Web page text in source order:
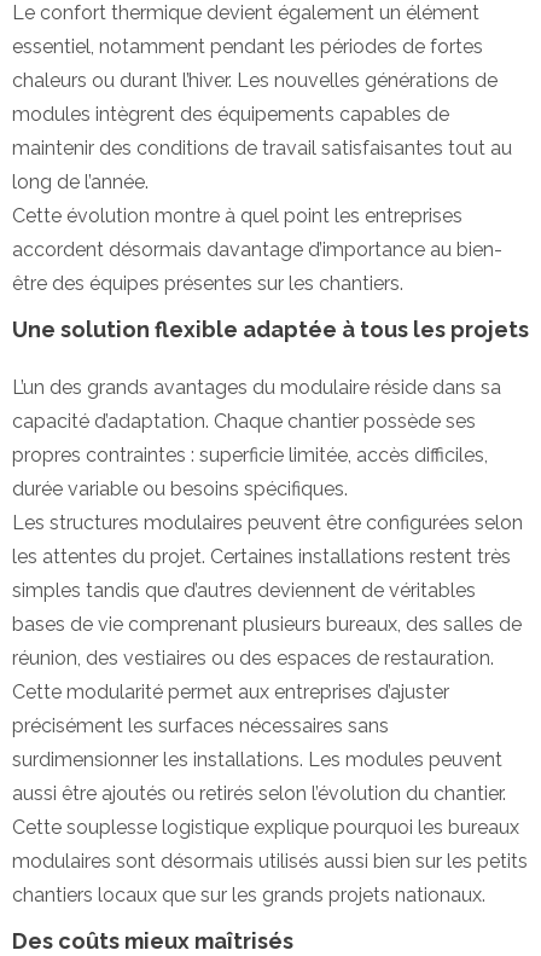
Le confort thermique devient également un élément
essentiel, notamment pendant les périodes de fortes
chaleurs ou durant l’hiver. Les nouvelles générations de
modules intègrent des équipements capables de
maintenir des conditions de travail satisfaisantes tout au
long de l’année.
Cette évolution montre à quel point les entreprises
accordent désormais davantage d’importance au bien-
être des équipes présentes sur les chantiers.
Une solution flexible adaptée à tous les projets
L’un des grands avantages du modulaire réside dans sa
capacité d’adaptation. Chaque chantier possède ses
propres contraintes : superficie limitée, accès difficiles,
durée variable ou besoins spécifiques.
Les structures modulaires peuvent être configurées selon
les attentes du projet. Certaines installations restent très
simples tandis que d’autres deviennent de véritables
bases de vie comprenant plusieurs bureaux, des salles de
réunion, des vestiaires ou des espaces de restauration.
Cette modularité permet aux entreprises d’ajuster
précisément les surfaces nécessaires sans
surdimensionner les installations. Les modules peuvent
aussi être ajoutés ou retirés selon l’évolution du chantier.
Cette souplesse logistique explique pourquoi les bureaux
modulaires sont désormais utilisés aussi bien sur les petits
chantiers locaux que sur les grands projets nationaux.
Des coûts mieux maîtrisés